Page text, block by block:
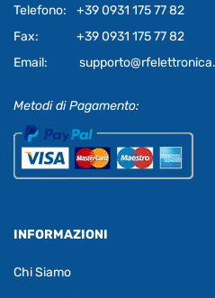
Telefono:
+39 0931 175 77 82
Fax:
+39 0931 175 77 82
Email:
Metodi di Pagamento:
INFORMAZIONI
Chi Siamo